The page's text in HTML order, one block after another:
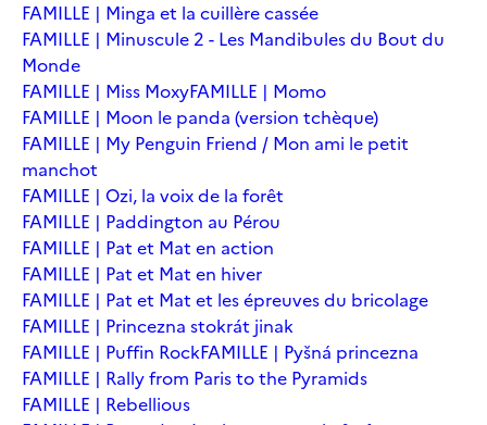
FAMILLE | Minga et la cuillère cassée
FAMILLE | Minuscule 2 - Les Mandibules du Bout du
Monde
FAMILLE | Miss MoxyFAMILLE | Momo
FAMILLE | Moon le panda (version tchèque)
FAMILLE | My Penguin Friend / Mon ami le petit
manchot
FAMILLE | Ozi, la voix de la forêt
FAMILLE | Paddington au Pérou
FAMILLE | Pat et Mat en action
FAMILLE | Pat et Mat en hiver
FAMILLE | Pat et Mat et les épreuves du bricolage
FAMILLE | Princezna stokrát jinak
FAMILLE | Puffin RockFAMILLE | Pyšná princezna
FAMILLE | Rally from Paris to the Pyramids
FAMILLE | Rebellious